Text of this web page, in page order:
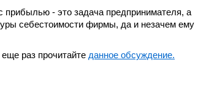
прибылью - это задача предпринимателя, а
себестоимости фирмы, да и незачем ему
раз прочитайте данное обсуждение.